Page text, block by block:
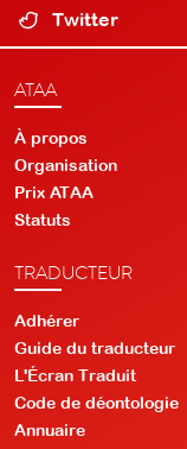
Twitter
ATAA
À propos
Organisation
Prix ATAA
Statuts
TRADUCTEUR
Adhérer
Guide du traducteur
L'Écran Traduit
Code de déontologie
Annuaire